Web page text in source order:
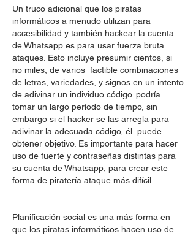
Un truco adicional que los piratas
informáticos a menudo utilizan para
accesibilidad y también hackear la cuenta
de Whatsapp es para usar fuerza bruta
ataques. Esto incluye presumir cientos, si
no miles, de varios  factible combinaciones
de letras, variedades, y signos en un intento
de adivinar un individuo código. podría
tomar un largo período de tiempo, sin
embargo si el hacker se las arregla para
adivinar la adecuada código, él  puede
obtener objetivo. Es importante para hacer
uso de fuerte y contraseñas distintas para
su cuenta de Whatsapp, para crear este
forma de piratería ataque más difícil.
Planificación social es una más forma en
que los piratas informáticos hacen uso de